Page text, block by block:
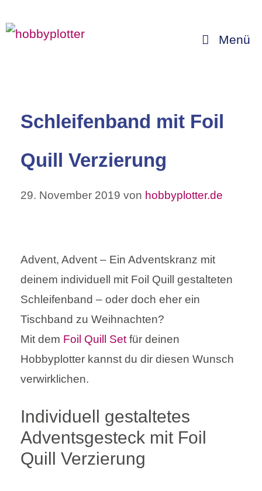
Inhalt
Menü
Schleifenband mit Foil
Quill Verzierung
29. November 2019 von hobbyplotter.de
Advent, Advent – Ein Adventskranz mit
deinem individuell mit Foil Quill gestalteten
Schleifenband – oder doch eher ein
Tischband zu Weihnachten?
Mit dem Foil Quill Setfür deinen
Hobbyplotter kannst du dir diesen Wunsch
verwirklichen.
Individuell gestaltetes
Adventsgesteck mit Foil
Quill Verzierung